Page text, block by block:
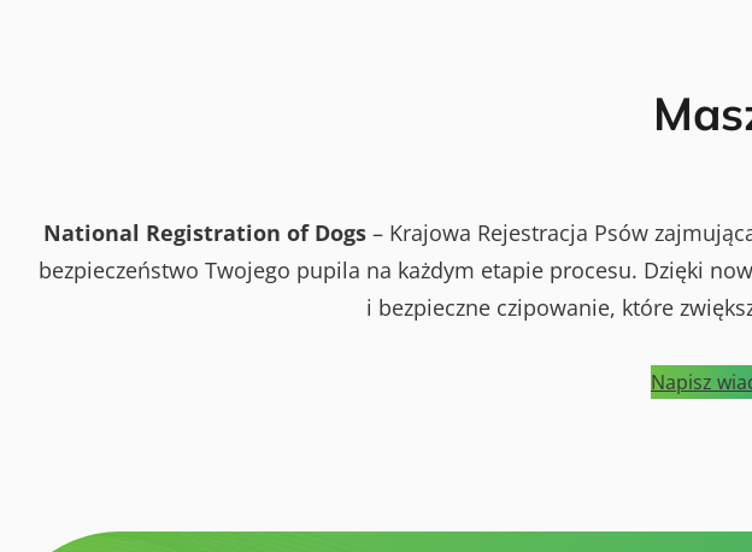
National Registration of Dogs – Krajowa Rejestracja Psów
bezpieczeństwo Twojego pupila na każdym etapie procesu. Dzięki
i bezpieczne czipowanie, które
Napisz